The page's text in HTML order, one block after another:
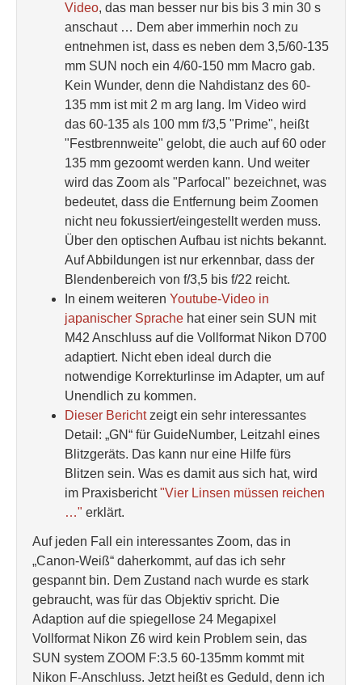
Video, das man besser nur bis bis 3 min 30 s
anschaut … Dem aber immerhin noch zu
entnehmen ist, dass es neben dem 3,5/60-135
mm SUN noch ein 4/60-150 mm Macro gab.
Kein Wunder, denn die Nahdistanz des 60-
135 mm ist mit 2 m arg lang. Im Video wird
das 60-135 als 100 mm f/3,5 "Prime", heißt
"Festbrennweite" gelobt, die auch auf 60 oder
135 mm gezoomt werden kann. Und weiter
wird das Zoom als "Parfocal" bezeichnet, was
bedeutet, dass die Entfernung beim Zoomen
nicht neu fokussiert/eingestellt werden muss.
Über den optischen Aufbau ist nichts bekannt.
Auf Abbildungen ist nur erkennbar, dass der
Blendenbereich von f/3,5 bis f/22 reicht.
In einem weiteren Youtube-Video in
japanischer Sprache hat einer sein SUN mit
M42 Anschluss auf die Vollformat Nikon D700
adaptiert. Nicht eben ideal durch die
notwendige Korrekturlinse im Adapter, um auf
Unendlich zu kommen.
Dieser Berichtzeigt ein sehr interessantes
Detail: „GN“ für GuideNumber, Leitzahl eines
Blitzgeräts. Das kann nur eine Hilfe fürs
Blitzen sein. Was es damit aus sich hat, wird
im Praxisbericht"Vier Linsen müssen reichen
…" erklärt.
Auf jeden Fall ein interessantes Zoom, das in
„Canon-Weiß“ daherkommt, auf das ich sehr
gespannt bin. Dem Zustand nach wurde es stark
gebraucht, was für das Objektiv spricht. Die
Adaption auf die spiegellose 24 Megapixel
Vollformat Nikon Z6 wird kein Problem sein, das
SUN system ZOOM F:3.5 60-135mm kommt mit
Nikon F-Anschluss. Jetzt heißt es Geduld, denn ich